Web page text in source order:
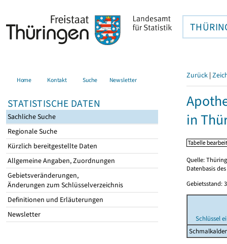
Home Kontakt Suche Newsletter
STATISTISCHE DATEN
Sachliche Suche
Regionale Suche
Kürzlich bereitgestellte Daten
Allgemeine Angaben, Zuordnungen
Gebietsveränderungen,
Änderungen zum Schlüsselverzeichnis
Definitionen und Erläuterungen
Newsletter
Zurück |
in
Quelle:
Datenbasis
Gebietsstand:
Schlüssel